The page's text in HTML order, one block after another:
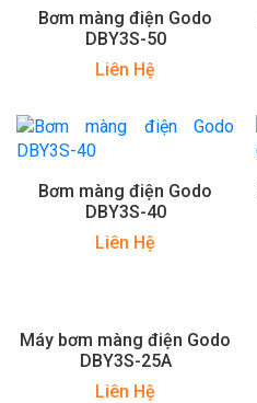
Bơm màng điện Godo
DBY3S-50
Liên Hệ
Bơm màng điện Godo
DBY3S-40
Liên Hệ
Máy bơm màng điện Godo
DBY3S-25A
Liên Hệ